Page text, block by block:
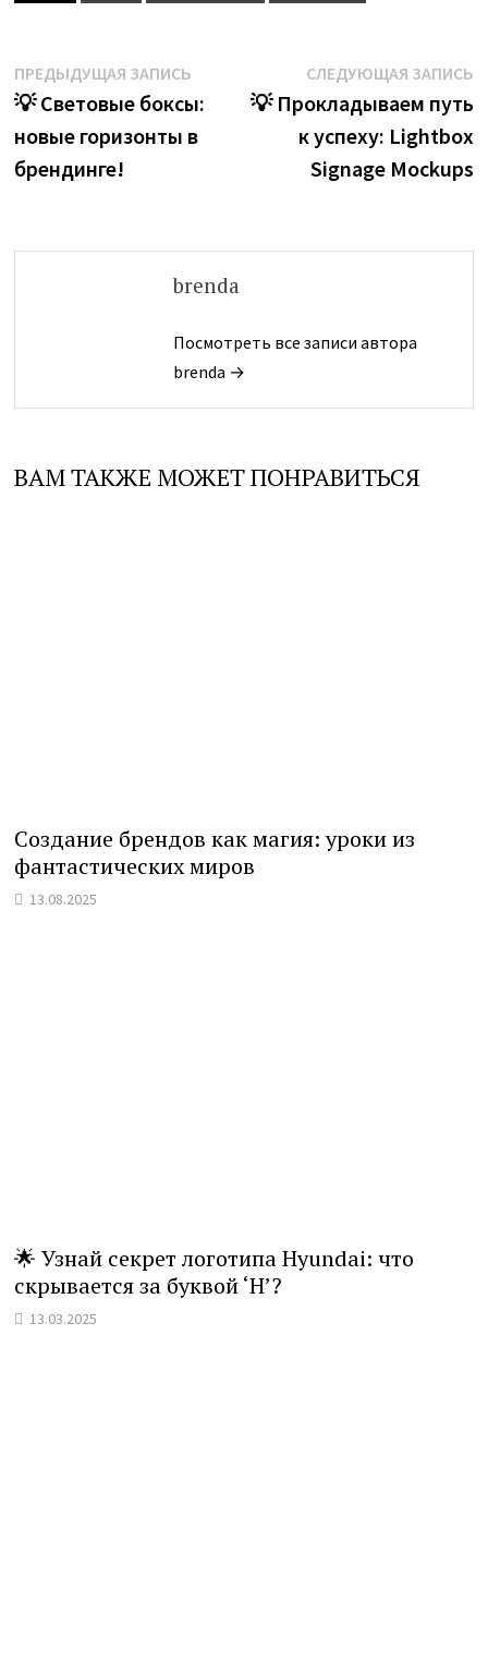
Навигация
по
записям
ПРЕДЫДУЩАЯ ЗАПИСЬ
запись:
💡 Световые боксы:
новые горизонты в
брендинге!
СЛЕДУЮЩАЯ ЗАПИСЬ
💡 Прокладываем путь
к успеху: Lightbox
Signage Mockups
brenda
Посмотреть все записи автора
brenda →
ВАМ ТАКЖЕ МОЖЕТ ПОНРАВИТЬСЯ
Создание брендов как магия: уроки из
фантастических миров
13.08.2025
🌟 Узнай секрет логотипа Hyundai: что
скрывается за буквой ‘H’?
13.03.2025